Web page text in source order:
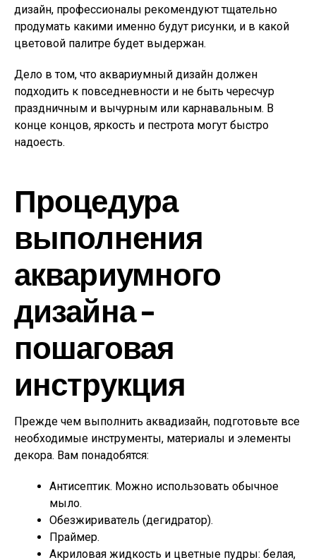
дизайн, профессионалы рекомендуют тщательно
продумать какими именно будут рисунки, и в какой
цветовой палитре будет выдержан.
Дело в том, что аквариумный дизайн должен
подходить к повседневности и не быть чересчур
праздничным и вычурным или карнавальным. В
конце концов, яркость и пестрота могут быстро
надоесть.
Процедура
выполнения
аквариумного
дизайна –
пошаговая
инструкция
Прежде чем выполнить аквадизайн, подготовьте все
необходимые инструменты, материалы и элементы
декора. Вам понадобятся:
Антисептик. Можно использовать обычное
мыло.
Обезжириватель (дегидратор).
Праймер.
Акриловая жидкость и цветные пудры: белая,